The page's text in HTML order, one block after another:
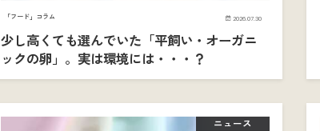
「フード」コラム 2026.07.30
少し高くても選んでいた「平飼い・オーガニ
ックの卵」。実は環境には・・・？
ニュース